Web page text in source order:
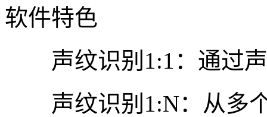
软件特色
声纹识别1:1：通过声
声纹识别1:N：从多个